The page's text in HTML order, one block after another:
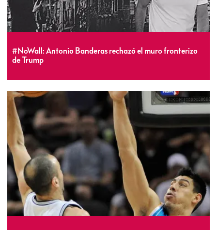
#NoWall: Antonio Banderas rechazó el muro fronterizo
de Trump